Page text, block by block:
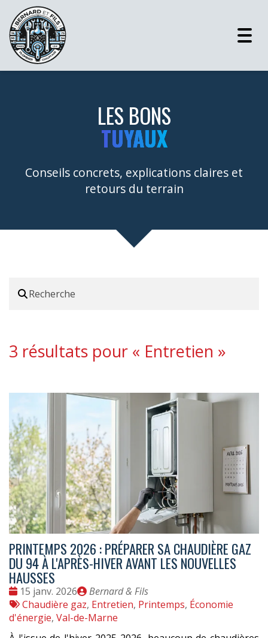
LES BONS
TUYAUX
Conseils concrets, explications claires et
retours du terrain
3 résultats pour « Entretien »
PRINTEMPS 2026 : PRÉPARER SA CHAUDIÈRE GAZ
DU 94 À L'APRÈS-HIVER AVANT LES NOUVELLES
HAUSSES
Date
:
15 janv. 2026
Publié
par
Bernard & Fils
Tags
:
Chaudière gaz, Entretien, Printemps, Économie
d'énergie, Val-de-Marne